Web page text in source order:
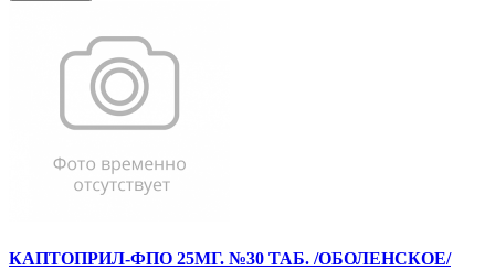
КАПТОПРИЛ-ФПО 25МГ. №30 ТАБ. /ОБОЛЕНСКОЕ/